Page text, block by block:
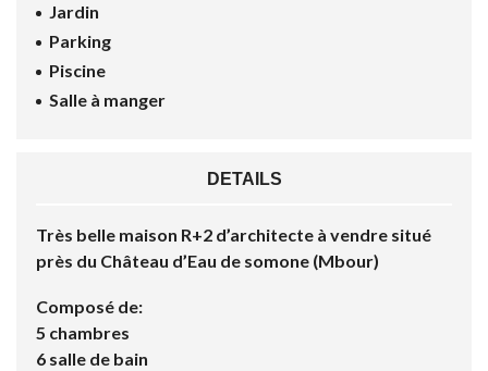
Jardin
Parking
Piscine
Salle à manger
DETAILS
Très belle maison R+2 d’architecte à vendre situé
près du Château d’Eau de somone (Mbour)
Composé de:
5 chambres
6 salle de bain